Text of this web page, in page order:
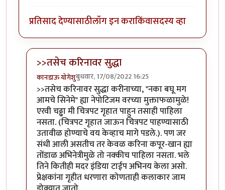
प्रतिसाद देण्यासाठीलॉग इन कराकिंवासदस्य व्हा
>>तसेच करिनावर सुद्धा
कानडाऊ योगेशुबुधवार, 17/08/2022 16:25
In reply toबहिष्कारbyअगम्य
>>तसेच करिनावर सुद्धा करीनाच्या, "नका बघू मग
आमचे सिनेमे" ह्या नेपोटिजम वरच्या मुक्ताफळामुळे!
एरवी चढ्ढा मी चित्रपट गृहात पाहुन तसाही पाहिला
नसता. (चित्रपट गृहात जाऊन चित्रपट पाहण्यासाठी
उतावीळ होण्याचे वय केव्हाच मागे पडले.). पण जर
संधी आली असतीच तर केवळ करिना कपूर-खान ह्या
तोंडाळ अभिनेत्रीमुळे तो नक्कीच पाहिला नसता. भले
तिने कितीही मदर इंडिया टाईप अभिनय केला असो.
प्रेक्षकांना गृहीत धरणारा कोणताही कलाकार जाम